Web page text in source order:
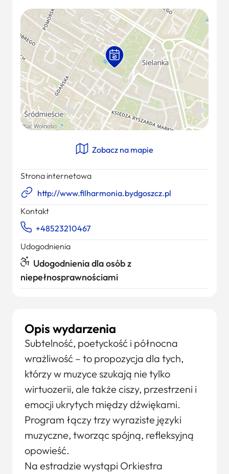
Opis wydarzenia
Subtelność, poetyckość i północna
wrażliwość – to propozycja dla tych,
którzy w muzyce szukają nie tylko
wirtuozerii, ale także ciszy, przestrzeni i
emocji ukrytych między dźwiękami.
Program łączy trzy wyraziste języki
muzyczne, tworząc spójną, refleksyjną
opowieść.
Na estradzie wystąpi Orkiestra
Zobacz na mapie
Strona internetowa
http://www.filharmonia.bydgoszcz.pl
Kontakt
+48523210467
Udogodnienia
Udogodnienia dla osób z
niepełnosprawnościami